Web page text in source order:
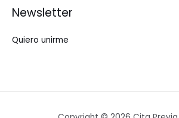
Newsletter
Quiero unirme